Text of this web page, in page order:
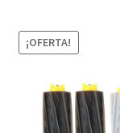
Contacto
Mi cuenta
¡OFERTA!